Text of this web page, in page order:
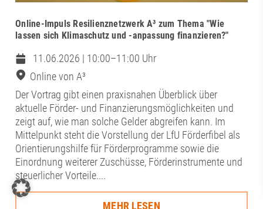
Online-Impuls Resilienznetzwerk A³ zum Thema "Wie
lassen sich Klimaschutz und -anpassung finanzieren?"
11.06.2026 | 10:00–11:00 Uhr
Online von A³
Der Vortrag gibt einen praxisnahen Überblick über
aktuelle Förder- und Finanzierungsmöglichkeiten und
zeigt auf, wie man solche Gelder abgreifen kann. Im
Mittelpunkt steht die Vorstellung der LfU Förderfibel als
Orientierungshilfe für Förderprogramme sowie die
Einordnung weiterer Zuschüsse, Förderinstrumente und
steuerlicher Vorteile....
MEHR LESEN